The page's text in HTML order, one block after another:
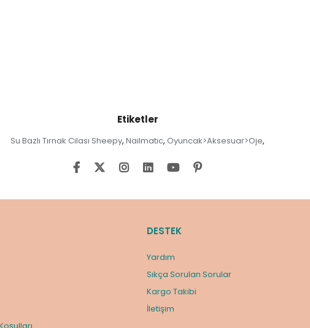
Etiketler
Su Bazlı Tırnak Cilası Sheepy, Nailmatic, Oyuncak>Aksesuar>Oje,
DESTEK
Yardım
Sıkça Sorulan Sorular
Kargo Takibi
İletişim